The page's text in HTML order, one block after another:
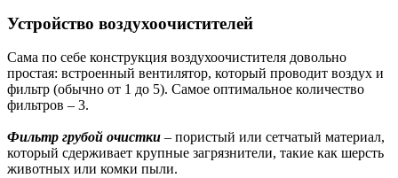
Устройство воздухоочистителей
Сама по себе конструкция воздухоочистителя довольно
простая: встроенный вентилятор, который проводит воздух и
фильтр (обычно от 1 до 5). Самое оптимальное количество
фильтров – 3.
Фильтр грубой очистки – пористый или сетчатый материал,
который сдерживает крупные загрязнители, такие как шерсть
животных или комки пыли.